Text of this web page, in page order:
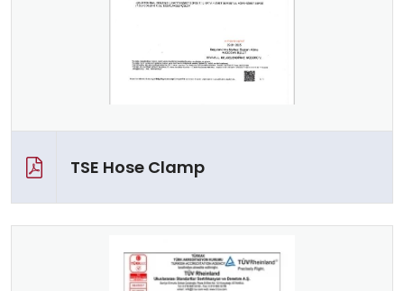
TSE Hose Clamp